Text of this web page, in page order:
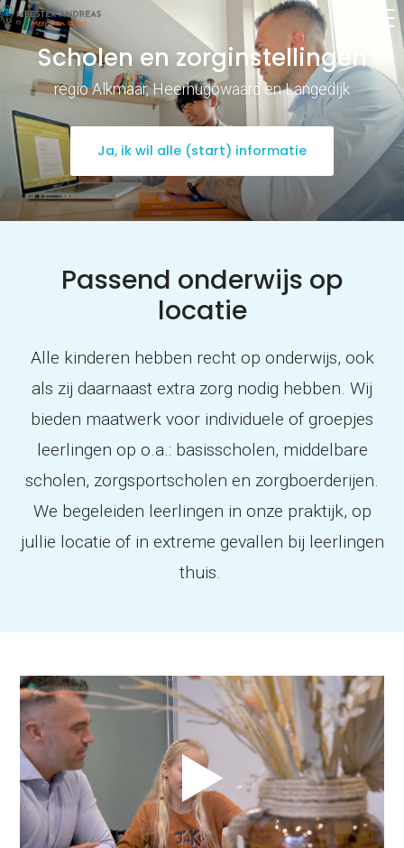
Scholen en zorginstellingen
regio Alkmaar, Heerhugowaard en Langedijk
Ja, ik wil alle (start) informatie
Passend onderwijs op
locatie
Alle kinderen hebben recht op onderwijs, ook
als zij daarnaast extra zorg nodig hebben. Wij
bieden maatwerk voor individuele of groepjes
leerlingen op o.a.: basisscholen, middelbare
scholen, zorgsportscholen en zorgboerderijen.
We begeleiden leerlingen in onze praktijk, op
jullie locatie of in extreme gevallen bij leerlingen
thuis.